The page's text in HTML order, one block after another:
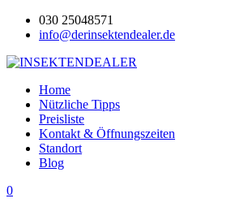
030 25048571
info@derinsektendealer.de
Home
Nützliche Tipps
Preisliste
Kontakt & Öffnungszeiten
Standort
Blog
0